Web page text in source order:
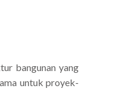
bangunan yang
untuk proyek-